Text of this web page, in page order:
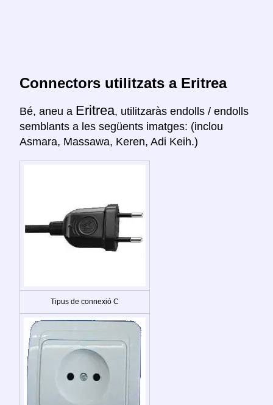
Connectors utilitzats a Eritrea
Bé, aneu a Eritrea, utilitzaràs endolls / endolls
semblants a les següents imatges: (inclou
Asmara, Massawa, Keren, Adi Keih.)
Tipus de connexió C